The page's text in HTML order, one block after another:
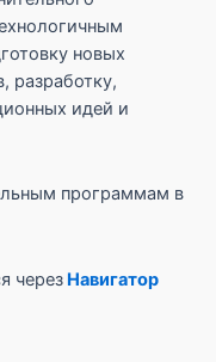
новых
разработку,
идей и
программам в
через Навигатор